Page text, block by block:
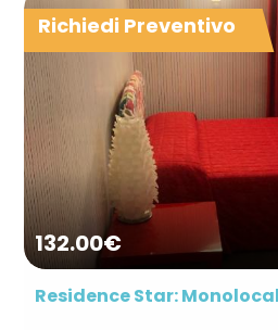
132.00€
Richiedi Preventivo
Residence Star: